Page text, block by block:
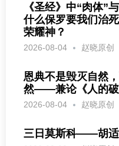
《圣经》中“肉体
什么保罗要我们治
荣耀神？
2026-08-04 赵晓原创
恩典不是毁灭自然
然——兼论《人的破
2026-08-04 赵晓原创
三日莫斯科——胡适